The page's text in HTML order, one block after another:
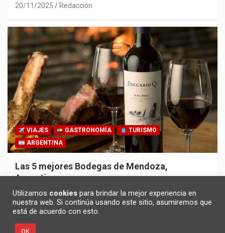
20/11/2025 Redacción
VIAJES GASTRONOMÍA
TURISMO
ARGENTINA
Las 5 mejores Bodegas de Mendoza,
Argentina
30/10/2025 Redacción
Utilizamos cookies para brindar la mejor experiencia en
nuestra web. Si continúa usando este sitio, asumiremos que
está de acuerdo con esto.
OK